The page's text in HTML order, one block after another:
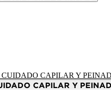
CAPILAR Y
CAPILAR Y